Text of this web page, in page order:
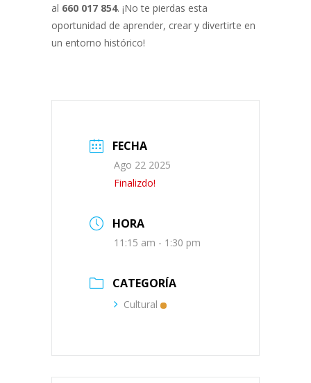
al 660 017 854. ¡No te pierdas esta
oportunidad de aprender, crear y divertirte en
un entorno histórico!
FECHA
Ago 22 2025
Finalizdo!
HORA
11:15 am - 1:30 pm
CATEGORÍA
Cultural